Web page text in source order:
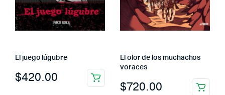
El juego lúgubre
$420.00
El olor de los muchachos
voraces
$720.00